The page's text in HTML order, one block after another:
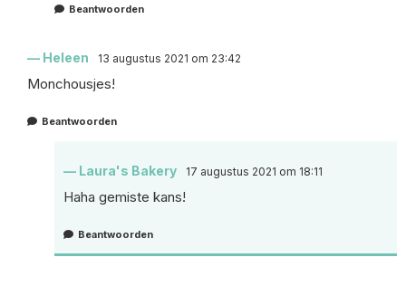
Beantwoorden
Heleen 13 augustus 2021 om 23:42
Monchousjes!
Beantwoorden
Laura's Bakery 17 augustus 2021 om 18:11
Haha gemiste kans!
Beantwoorden